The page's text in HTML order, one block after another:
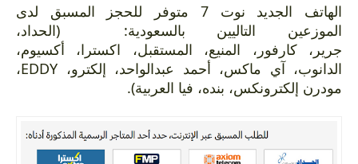
الهاتف الجديد نوت 7 متوفر للحجز المسبق لدى
الموزعين التاليين بالسعودية: (الحداد،
جرير، كارفور، المنيع، المستقبل، اكسترا، أكسيوم،
الدانوب، آي ماكس، أحمد عبدالواحد، إلكترو، EDDY،
مودرن إلكترونكس، بنده، فيا العربية).